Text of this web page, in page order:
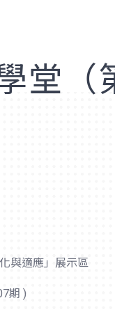
堂（
與適應」展示區
期 )